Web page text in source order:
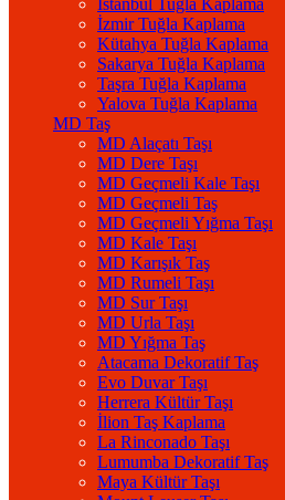
İstanbul Tuğla Kaplama
İzmir Tuğla Kaplama
Kütahya Tuğla Kaplama
Sakarya Tuğla Kaplama
Taşra Tuğla Kaplama
Yalova Tuğla Kaplama
MD Taş
MD Alaçatı Taşı
MD Dere Taşı
MD Geçmeli Kale Taşı
MD Geçmeli Taş
MD Geçmeli Yığma Taşı
MD Kale Taşı
MD Karışık Taş
MD Rumeli Taşı
MD Sur Taşı
MD Urla Taşı
MD Yığma Taş
Atacama Dekoratif Taş
Evo Duvar Taşı
Herrera Kültür Taşı
İlion Taş Kaplama
La Rinconado Taşı
Lumumba Dekoratif Taş
Maya Kültür Taşı